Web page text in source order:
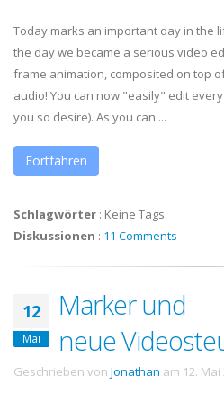
Today marks an important day in the
the day we became a serious video
frame animation, composited on top
audio! You can now "easily" edit
you so desire). As you can ...
Fortfahren
Schlagwörter : Keine Tags
Diskussionen : 11 Comments
12
Mai
Marker und
neue
Geschrieben von Jonathan am 12. Mai